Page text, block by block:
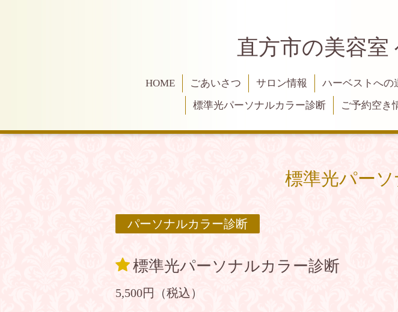
直方市の美容室
HOME ごあいさつ サロン情報 ハーベストへの
標準光パーソナルカラー診断
ご予約空き
標準光パー
パーソナルカラー診断
標準光パーソナルカラー診断
5,500円（税込）